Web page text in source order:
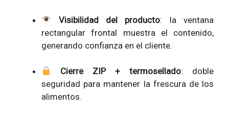
Visibilidad del producto: la ventana
rectangular frontal muestra el contenido,
generando confianza en el cliente.
Cierre ZIP + termosellado: doble
seguridad para mantener la frescura de los
alimentos.